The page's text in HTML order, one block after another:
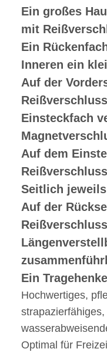
Ein großes
mit
Ein
Inneren ein
Auf der
Einsteckfach
Auf dem
Seitlich
Auf der
Ein Tragehenkel
Hochwertiges,
Optimal für